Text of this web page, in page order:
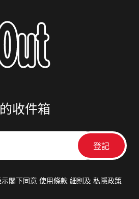
收件箱
閣下同意 使用條款 細則及 私隱政策